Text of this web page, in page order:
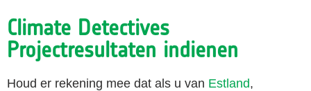
Climate Detectives
Projectresultaten indienen
Houd er rekening mee dat als u van Estland,